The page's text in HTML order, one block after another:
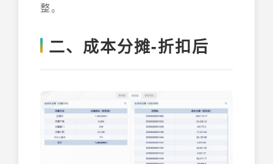
整。
二、成本分摊-折扣后